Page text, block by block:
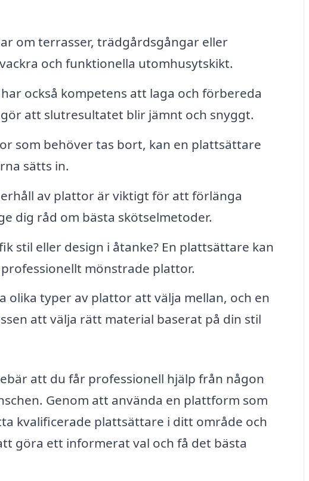
om terrasser, trädgårdsgångar eller
och funktionella utomhusytskikt.
också kompetens att laga och förbereda
att slutresultatet blir jämnt och snyggt.
som behöver tas bort, kan en plattsättare
sätts in.
av plattor är viktigt för att förlänga
dig råd om bästa skötselmetoder.
stil eller design i åtanke? En plattsättare kan
mönstrade plattor.
olika typer av plattor att välja mellan, och en
att välja rätt material baserat på din stil
att du får professionell hjälp från någon
Genom att använda en plattform som
kvalificerade plattsättare i ditt område och
göra ett informerat val och få det bästa